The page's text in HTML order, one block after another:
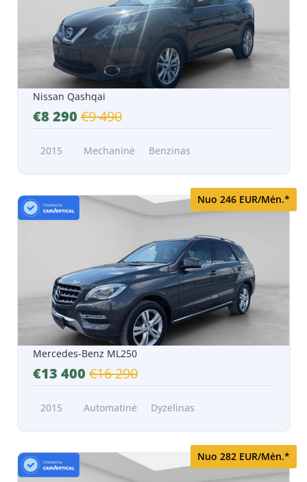
Nissan Qashqai
€8 290 €9 490
2015 Mechaninė Benzinas
Nuo 246 EUR/Mėn.*
Mercedes-Benz ML250
€13 400 €16 290
2015 Automatinė Dyzelinas
Nuo 282 EUR/Mėn.*